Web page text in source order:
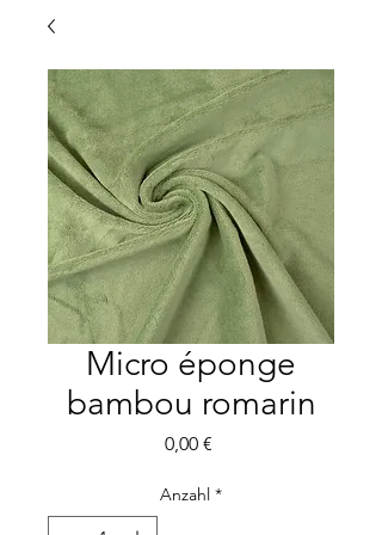
Micro éponge
bambou romarin
0,00 €Preis
Anzahl *